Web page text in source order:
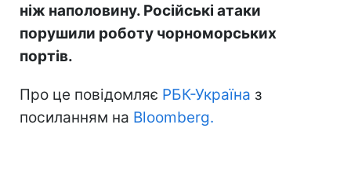
ніж наполовину. Російські атаки
порушили роботу чорноморських
портів.
Про це повідомляє РБК-Україна з
посиланням на Bloomberg.